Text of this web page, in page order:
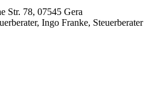
Str. 78, 07545 Gera
Ingo Franke,